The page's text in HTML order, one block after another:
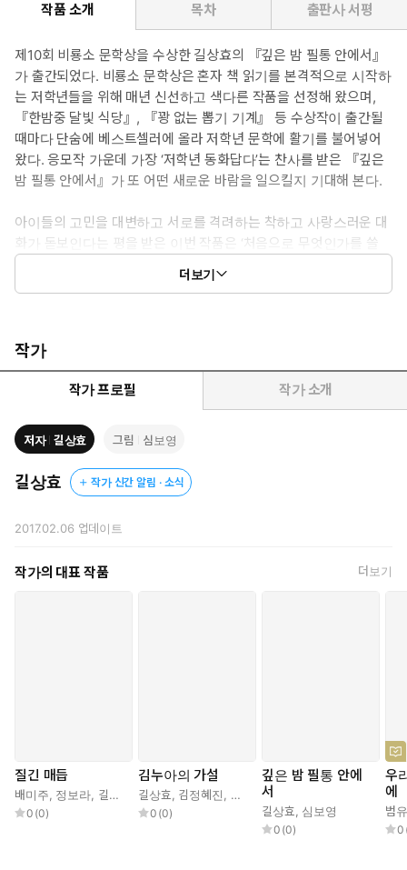
작품 소개 목차 출판사 서평
제10회 비룡소 문학상을 수상한 길상효의 『깊은 밤 필통 안에서』
가 출간되었다. 비룡소 문학상은 혼자 책 읽기를 본격적으로 시작하
는 저학년들을 위해 매년 신선하고 색다른 작품을 선정해 왔으며,
『한밤중 달빛 식당』, 『꽝 없는 뽑기 기계』 등 수상작이 출간될
때마다 단숨에 베스트셀러에 올라 저학년 문학에 활기를 불어넣어
왔다. 응모작 가운데 가장 ‘저학년 동화답다’는 찬사를 받은 『깊은
밤 필통 안에서』가 또 어떤 새로운 바람을 일으킬지 기대해 본다.
아이들의 고민을 대변하고 서로를 격려하는 착하고 사랑스러운 대
화가 돋보인다는 평을 받은 이번 작품은 ‘처음으로 무엇인가를 쓸
때, 어려운 문제를 풀 때, 매끈하게 깎일 때 연필들은 어떤 마음일
까?’ 하는 상상에서 출발했다. 행복하고 귀여운 상상이 가득 담긴 세
더보기
작가
작가 프로필 작가 소개
저자 길상효 그림 심보영
길상효 작가 신간 알림 · 소식
2017.02.06 업데이트
작가의 대표 작품 더보기
질긴 매듭
배미주, 정보라, 길상효 구한나리,오정연
0 (0)
김누아의 가설
길상효, 김정혜진, 문이소,청예
0 (0)
깊은 밤 필통 안에
서
길상효, 심보영
0 (0)
우
에
범
0